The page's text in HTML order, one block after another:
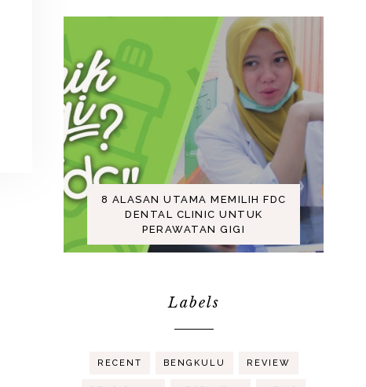
8 ALASAN UTAMA MEMILIH FDC
DENTAL CLINIC UNTUK
PERAWATAN GIGI
Labels
RECENT BENGKULU REVIEW